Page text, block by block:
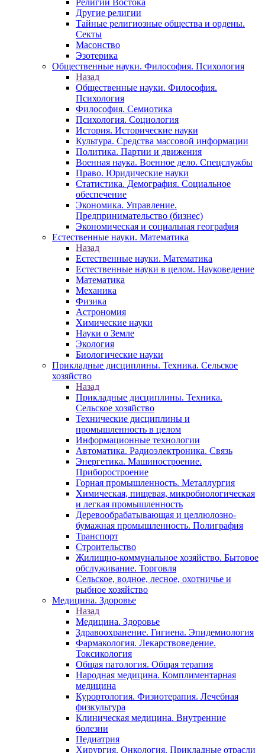
Религии Востока
Другие религии
Тайные религиозные общества и ордены.
Секты
Масонство
Эзотерика
Общественные науки. Философия. Психология
Назад
Общественные науки. Философия.
Психология
Философия. Семиотика
Психология. Социология
История. Исторические науки
Культура. Средства массовой информации
Политика. Партии и движения
Военная наука. Военное дело. Спецслужбы
Право. Юридические науки
Статистика. Демография. Социальное
обеспечение
Экономика. Управление.
Предпринимательство (бизнес)
Экономическая и социальная география
Естественные науки. Математика
Назад
Естественные науки. Математика
Естественные науки в целом. Науковедение
Математика
Механика
Физика
Астрономия
Химические науки
Науки о Земле
Экология
Биологические науки
Прикладные дисциплины. Техника. Сельское
хозяйство
Назад
Прикладные дисциплины. Техника.
Сельское хозяйство
Технические дисциплины и
промышленность в целом
Информационные технологии
Автоматика. Радиоэлектроника. Связь
Энергетика. Машиностроение.
Приборостроение
Горная промышленность. Металлургия
Химическая, пищевая, микробиологическая
и легкая промышленность
Деревообрабатывающая и целлюлозно-
бумажная промышленность. Полиграфия
Транспорт
Строительство
Жилищно-коммунальное хозяйство. Бытовое
обслуживание. Торговля
Сельское, водное, лесное, охотничье и
рыбное хозяйство
Медицина. Здоровье
Назад
Медицина. Здоровье
Здравоохранение. Гигиена. Эпидемиология
Фармакология. Лекарствоведение.
Токсикология
Общая патология. Общая терапия
Народная медицина. Комплиментарная
медицина
Курортология. Физиотерапия. Лечебная
физкультура
Клиническая медицина. Внутренние
болезни
Педиатрия
Хирургия. Онкология. Прикладные отрасли